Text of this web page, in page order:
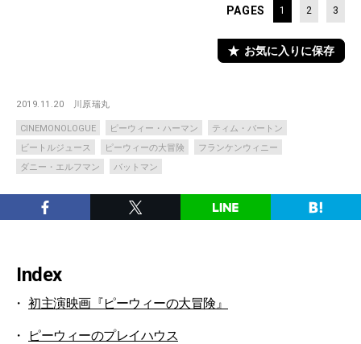
PAGES 1 2 3
お気に入りに保存
2019.11.20 川原瑞丸
CINEMONOLOGUE ピーウィー・ハーマン
ティム・バートン
ビートルジュース
ピーウィーの大冒険
フランケンウィニー
ダニー・エルフマン
バットマン
Index
初主演映画『ピーウィーの大冒険』
ピーウィーのプレイハウス